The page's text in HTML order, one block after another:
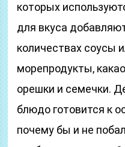
которых
для вкуса
количествах соусы
морепродукты,
орешки и семечки.
блюдо готовится к
почему бы и не